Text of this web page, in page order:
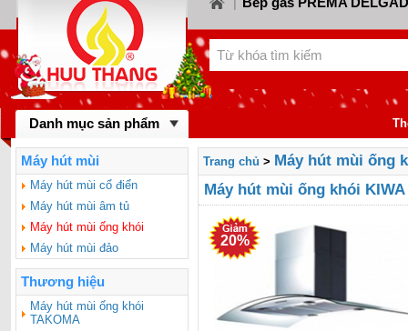
LORCA | Bếp gas CANZY |
KIWA | Bếp gas FABER
BINOVA Bếp gas MASTER
Bếp gas
BAUMATIC | Bếp gas
BLUESTAR | Bếp gas
Danh mục sản phẩm
Máy hút mùi
Máy hút mùi cổ điển
Máy hút mùi âm tủ
Máy hút mùi ống khói
Máy hút mùi đảo
Thương hiệu
Máy hút mùi ống khói
TAKOMA
Trang chủ > Máy hút mùi ống
Máy hút mùi ống khói
20%